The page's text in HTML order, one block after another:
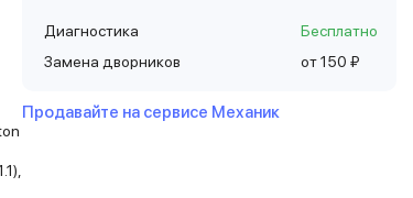
Диагностика
Бесплатно
Замена дворников
от 150 ₽
Продавайте на сервисе Механик